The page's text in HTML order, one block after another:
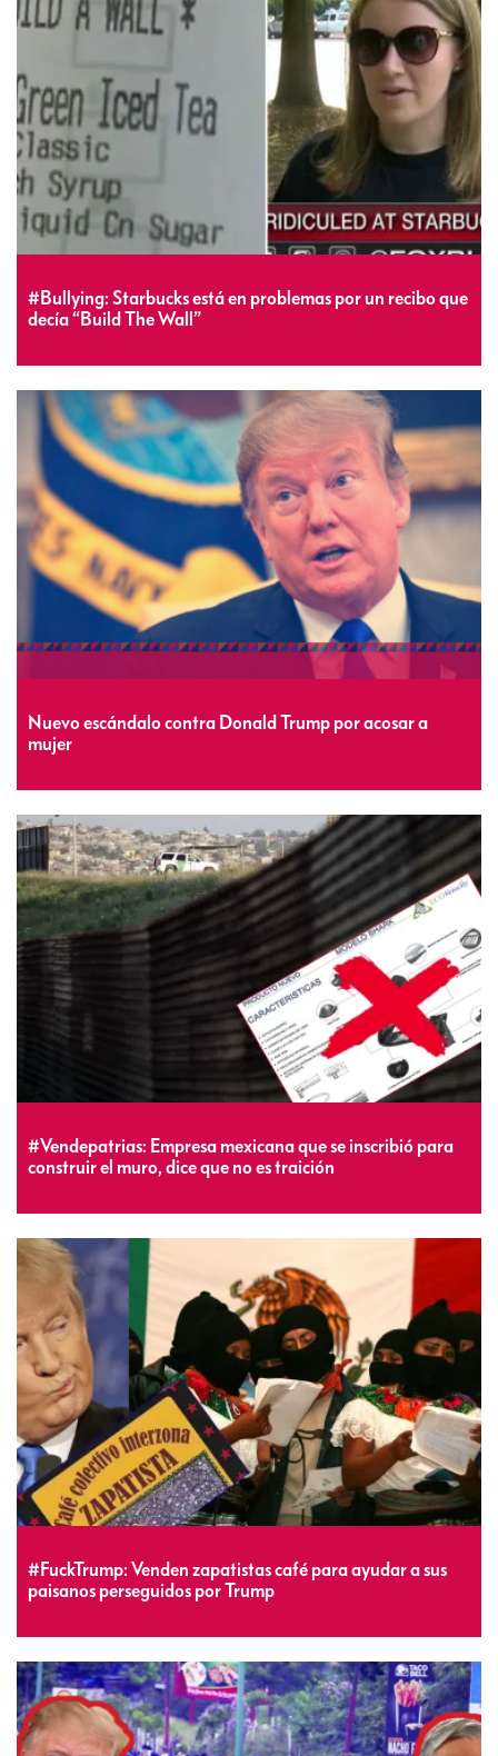
#Bullying: Starbucks está en problemas por un recibo que
decía “Build The Wall”
Nuevo escándalo contra Donald Trump por acosar a
mujer
#Vendepatrias: Empresa mexicana que se inscribió para
construir el muro, dice que no es traición
#FuckTrump: Venden zapatistas café para ayudar a sus
paisanos perseguidos por Trump